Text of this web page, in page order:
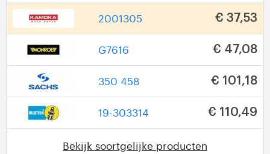
2001305 € 37,53
G7616 € 47,08
350 458 € 101,18
19-303314 € 110,49
Bekijk soortgelijke producten